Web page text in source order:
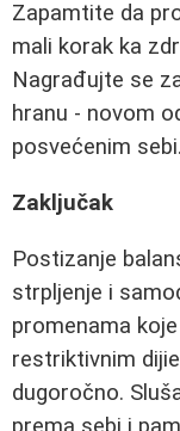
Zapamtite da
mali korak ka
Nagrađujte se
hranu - novom
posvećenim sebi.
Zaključak
Postizanje
strpljenje i
promenama
restriktivnim
dugoročno.